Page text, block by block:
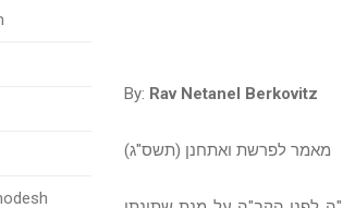
By: Rav Netanel Berkovitz
מאמר לפרשת ואתחנן (תשס"ג)